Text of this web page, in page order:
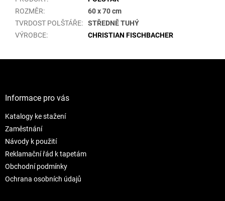
ROZMĚR:
60 x 70 cm
TVRDOST POLŠTÁŘE:
STŘEDNĚ TUHÝ
VÝROBCE: CHRISTIAN FISCHBACHER
Informace pro vás
Katalogy ke stažení
Zaměstnání
Návody k použití
Reklamační řád k tapetám
Obchodní podmínky
Ochrana osobních údajů